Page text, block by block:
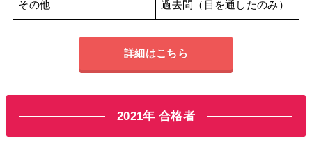
その他 過去問（目を通したのみ）
詳細はこちら
2021年 合格者